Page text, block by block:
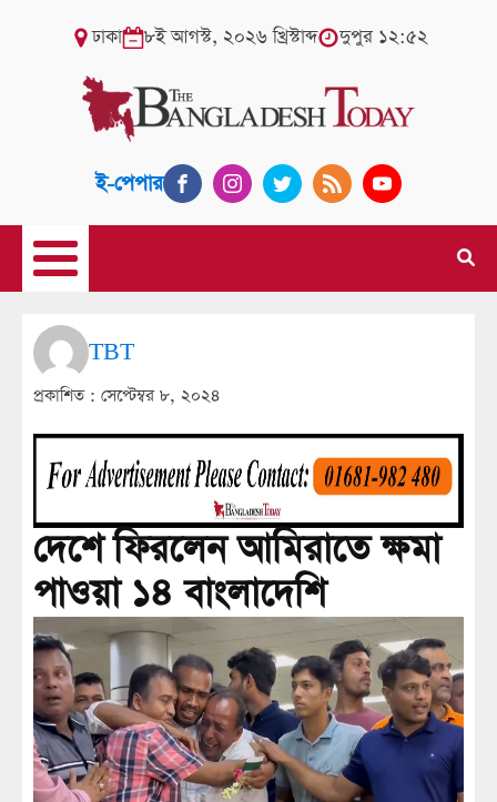
ঢাকা ৮ই আগস্ট, ২০২৬ খ্রিস্টাব্দ দুপুর ১২:৫২
ই-পেপার
TBT
প্রকাশিত : সেপ্টেম্বর ৮, ২০২৪
দেশে ফিরলেন আমিরাতে ক্ষমা
পাওয়া ১৪ বাংলাদেশি